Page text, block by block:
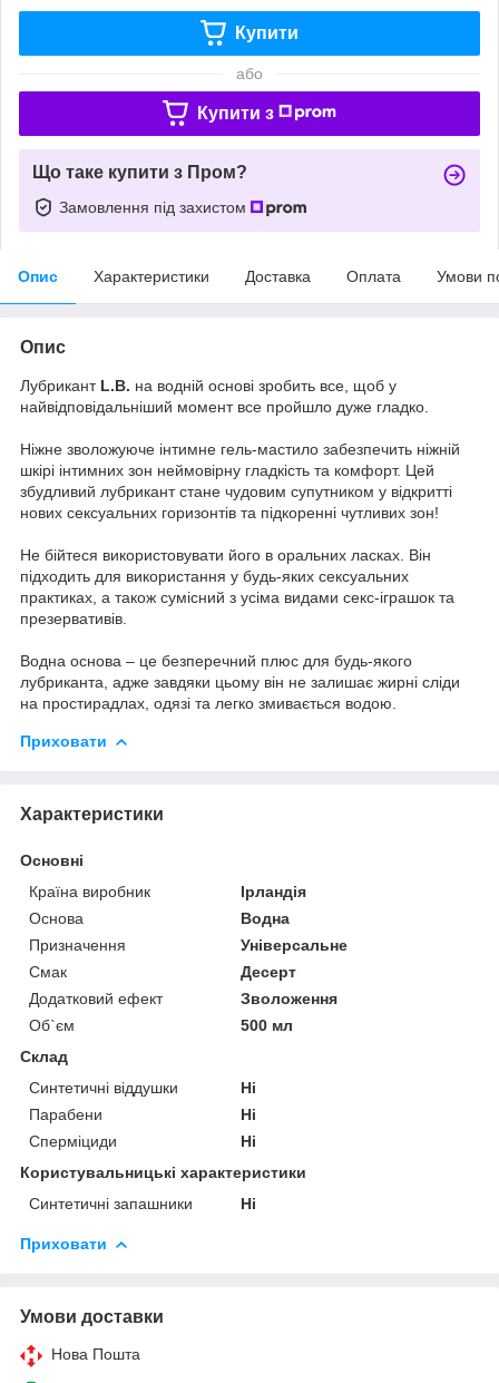
Купити
або
Купити з
Що таке купити з Пром?
Замовлення під захистом
Опис Характеристики Доставка Оплата Умови
Опис
ЛубрикантL.B. на водній основі зробить все, щоб у
найвідповідальніший момент все пройшло дуже гладко.
Ніжне зволожуюче інтимне гель-мастило забезпечить ніжній
шкірі інтимних зон неймовірну гладкість та комфорт. Цей
збудливий лубрикант стане чудовим супутником у відкритті
нових сексуальних горизонтів та підкоренні чутливих зон!
Не бійтеся використовувати його в оральних ласках. Він
підходить для використання у будь-яких сексуальних
практиках, а також сумісний з усіма видами секс-іграшок та
презервативів.
Водна основа – це безперечний плюс для будь-якого
лубриканта, адже завдяки цьому він не залишає жирні сліди
на простирадлах, одязі та легко змивається водою.
Приховати
Характеристики
Основні
Країна виробник
Ірландія
Основа
Водна
Призначення
Універсальне
Смак
Десерт
Додатковий ефект
Зволоження
Об`єм
500 мл
Склад
Синтетичні віддушки
Ні
Парабени
Ні
Сперміциди
Ні
Користувальницькі характеристики
Синтетичні запашники
Ні
Приховати
Умови доставки
Нова Пошта